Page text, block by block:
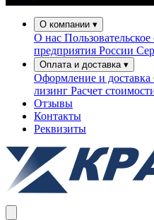
О компании ▾
О нас
предприятия России
Оплата и доставка ▾
Оформление и доставка
лизинг Расчет
Отзывы
Контакты
Реквизиты